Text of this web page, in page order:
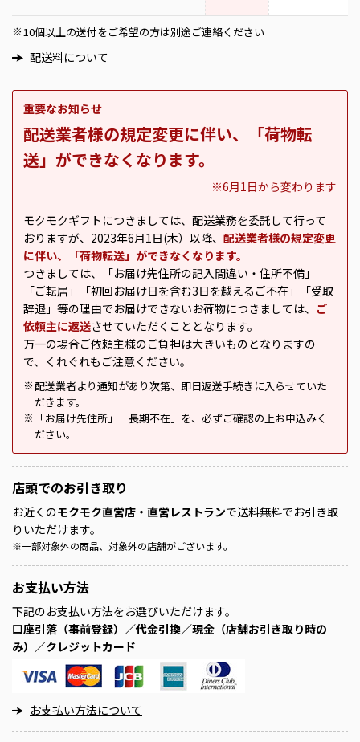
※ 10個以上の送付をご希望の方は別途ご連絡ください
配送料について
重要なお知らせ
配送業者様の規定変更に伴い、「荷物転
送」ができなくなります。
※6月1日から変わります
モクモクギフトにつきましては、配送業務を委託して行って
おりますが、2023年6月1日(木）以降、 配送業者様の規定変更
に伴い、「荷物転送」ができなくなります。
つきましては、「お届け先住所の記入間違い・住所不備」
「ご転居」「初回お届け日を含む3日を越えるご不在」「受取
辞退」等の理由でお届けできないお荷物につきましては、 ご
依頼主に返送させていただくこととなります。
万一の場合ご依頼主様のご負担は大きいものとなりますの
で、くれぐれもご注意ください。
※ 配送業者より通知があり次第、即日返送手続きに入らせていた
だきます。
※
「お届け先住所」「長期不在」を、必ずご確認の上お申込みく
ださい。
店頭でのお引き取り
お近くのモクモク直営店・直営レストランで送料無料でお引き取
りいただけます。
※一部対象外の商品、対象外の店舗がございます。
お支払い方法
下記のお支払い方法をお選びいただけます。
口座引落（事前登録）／代金引換／現金（店舗お引き取り時の
み）／クレジットカード
お支払い方法について